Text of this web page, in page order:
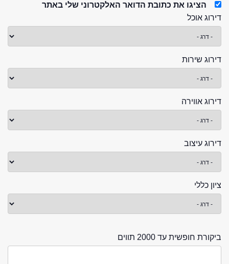
הציגו את כתובת הדואר האלקטרוני שלי באתר
דירוג אוכל
דירוג שירות
דירוג אווירה
דירוג עיצוב
ציון כללי
ביקורת חופשית עד 2000 תווים